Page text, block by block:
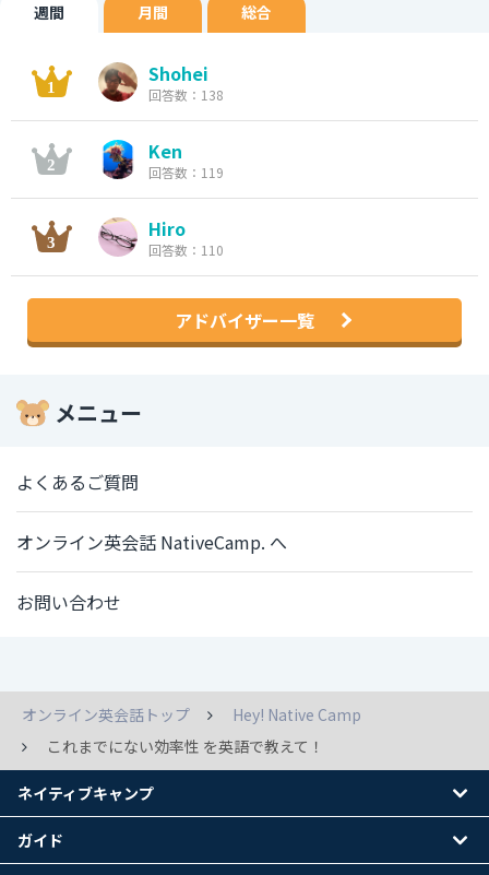
週間 月間 総合
Shohei
回答数：138
Ken
回答数：119
Hiro
回答数：110
アドバイザー一覧
メニュー
よくあるご質問
オンライン英会話 NativeCamp. へ
お問い合わせ
オンライン英会話トップ
Hey! Native Camp
これまでにない効率性 を英語で教えて！
ネイティブキャンプ
ガイド